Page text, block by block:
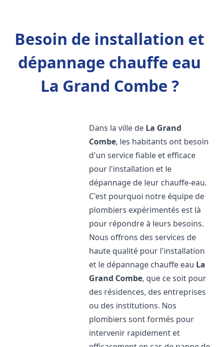
Besoin de installation et
dépannage chauffe eau
La Grand Combe ?
Dans la ville de La Grand
Combe, les habitants ont besoin
d'un service fiable et efficace
pour l'installation et le
dépannage de leur chauffe-eau.
C'est pourquoi notre équipe de
plombiers expérimentés est là
pour répondre à leurs besoins.
Nous offrons des services de
haute qualité pour l'installation
et le dépannage chauffe eau La
Grand Combe, que ce soit pour
des résidences, des entreprises
ou des institutions. Nos
plombiers sont formés pour
intervenir rapidement et